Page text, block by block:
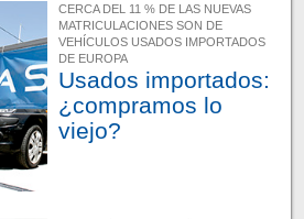
CERCA DEL 11 % DE LAS NUEVAS
MATRICULACIONES SON DE
VEHÍCULOS USADOS IMPORTADOS
DE EUROPA
Usados importados:
¿compramos lo
viejo?